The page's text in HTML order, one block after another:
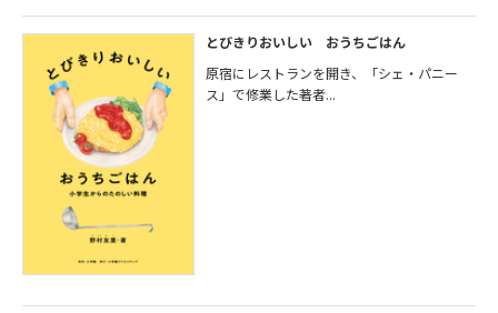
とびきりおいしい おうちごはん
原宿にレストランを開き、「シェ・パニー
ス」で修業した著者...